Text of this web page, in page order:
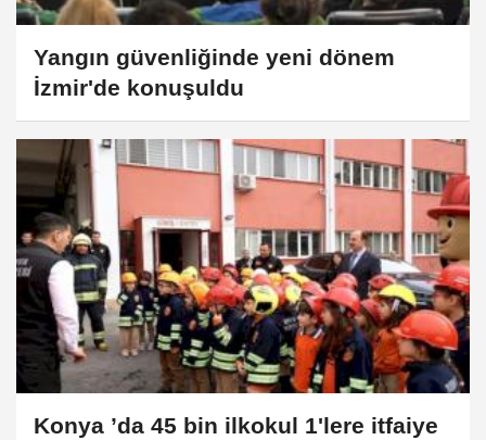
Yangın güvenliğinde yeni dönem
İzmir'de konuşuldu
Konya ’da 45 bin ilkokul 1'lere itfaiye